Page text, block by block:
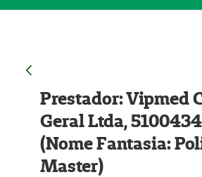
Prestador: Vipmed
Geral Ltda,
(Nome Fantasia:
Master)